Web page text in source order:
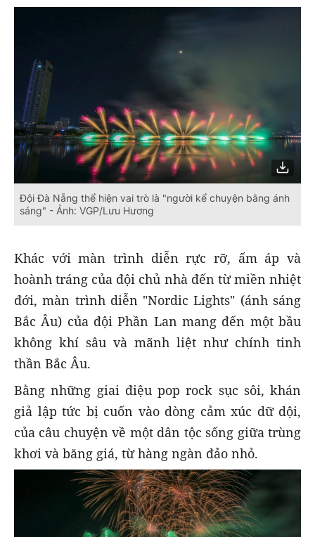
Đội Đà Nẵng thể hiện vai trò là "người kể chuyện bằng ánh
sáng" - Ảnh: VGP/Lưu Hương
Khác với màn trình diễn rực rỡ, ấm áp và
hoành tráng của đội chủ nhà đến từ miền nhiệt
đới, màn trình diễn "Nordic Lights" (ánh sáng
Bắc Âu) của đội Phần Lan mang đến một bầu
không khí sâu và mãnh liệt như chính tinh
thần Bắc Âu.
Bằng những giai điệu pop rock sục sôi, khán
giả lập tức bị cuốn vào dòng cảm xúc dữ dội,
của câu chuyện về một dân tộc sống giữa trùng
khơi và băng giá, từ hàng ngàn đảo nhỏ.